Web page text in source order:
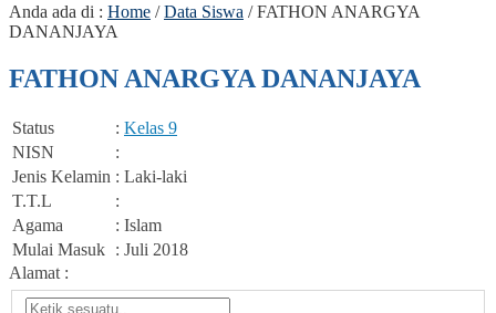
Anda ada di : Home /Data Siswa /FATHON ANARGYA
DANANJAYA
FATHON ANARGYA DANANJAYA
Status : Kelas 9
NISN
:
Jenis Kelamin : Laki-laki
T.T.L
:
Agama
: Islam
Mulai Masuk : Juli 2018
Alamat :